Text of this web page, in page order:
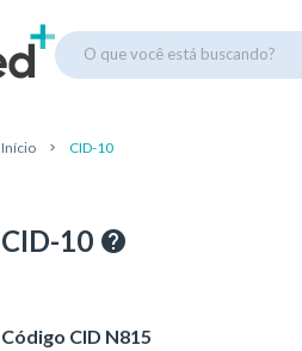
O que você está buscando?
Início CID-10
CID-10
Código CID N815